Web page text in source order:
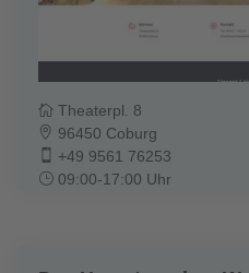
Theaterpl. 8
96450 Coburg
+49 9561 76253
09:00-17:00 Uhr